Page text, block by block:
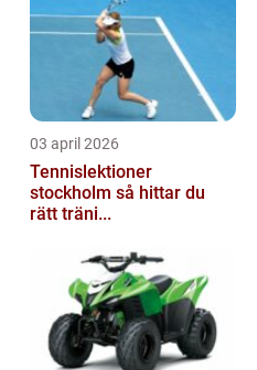
03 april 2026
Tennislektioner
stockholm så hittar du
rätt träni...